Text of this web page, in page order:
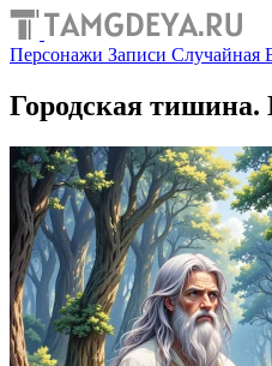
Персонажи Записи Случайная
Городская тишина.